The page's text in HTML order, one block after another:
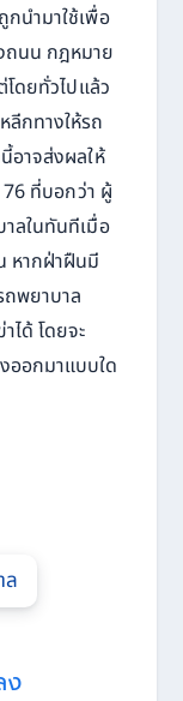
กนำมาใช้เพื่อ
ถนน กฎหมาย
โดยทั่วไปแล้ว
กทางให้รถ
อาจส่งผลให้
ที่บอกว่า ผู้
ลในทันทีเมื่อ
หากฝ่าฝืนมี
ถพยาบาล
ได้ โดยจะ
อกมาแบบใด
ล
ง